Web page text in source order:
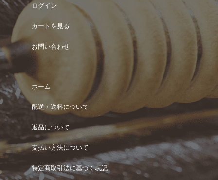
ログイン
カートを見る
お問い合わせ
ホーム
配送・送料について
返品について
支払い方法について
特定商取引法に基づく表記